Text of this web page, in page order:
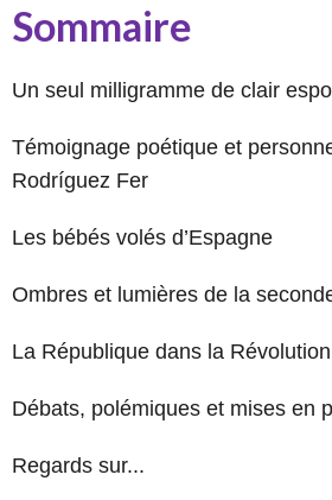
Sommaire
Un seul milligramme de clair
Témoignage poétique et
Rodríguez Fer
Les bébés volés d’Espagne
Ombres et lumières de la
La République dans la
Débats, polémiques et mises en
Regards sur...